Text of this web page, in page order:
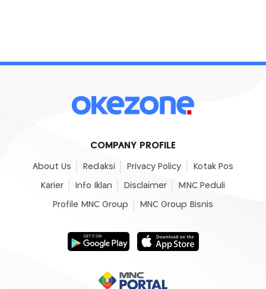
COMPANY PROFILE
About Us Redaksi Privacy Policy Kotak Pos
Karier Info Iklan Disclaimer MNC Peduli
Profile MNC Group MNC Group Bisnis